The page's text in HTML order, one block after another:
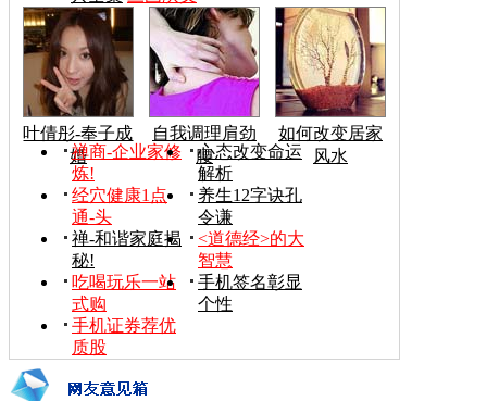
叶倩彤-奉子成
婚
自我调理肩劲
腰
如何改变居家
风水
禅商-企业家修
炼!
心态改变命运
解析
经穴健康1点
通-头
养生12字诀孔
令谦
禅-和谐家庭揭
秘!
<道德经>的大
智慧
吃喝玩乐一站
式购
手机签名彰显
个性
手机证券荐优
质股